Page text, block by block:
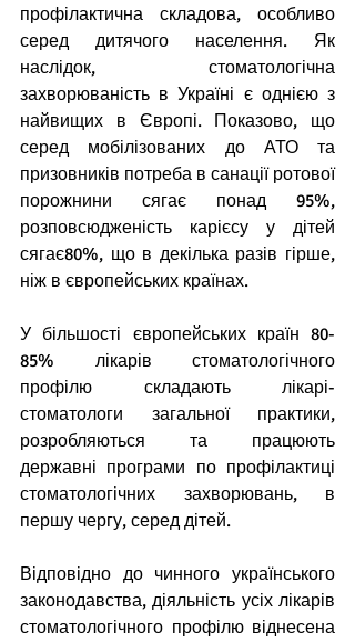
профілактична складова, особливо
серед дитячого населення. Як
наслідок, стоматологічна
захворюваність в Україні є однією з
найвищих в Європі. Показово, що
серед мобілізованих до АТО та
призовників потреба в санації ротової
порожнини сягає понад 95%,
розповсюдженість карієсу у дітей
сягає80%, що в декілька разів гірше,
ніж в європейських країнах.
У більшості європейських країн 80-
85% лікарів стоматологічного
профілю складають лікарі-
стоматологи загальної практики,
розробляються та працюють
державні програми по профілактиці
стоматологічних захворювань, в
першу чергу, серед дітей.
Відповідно до чинного українського
законодавства, діяльність усіх лікарів
стоматологічного профілю віднесена